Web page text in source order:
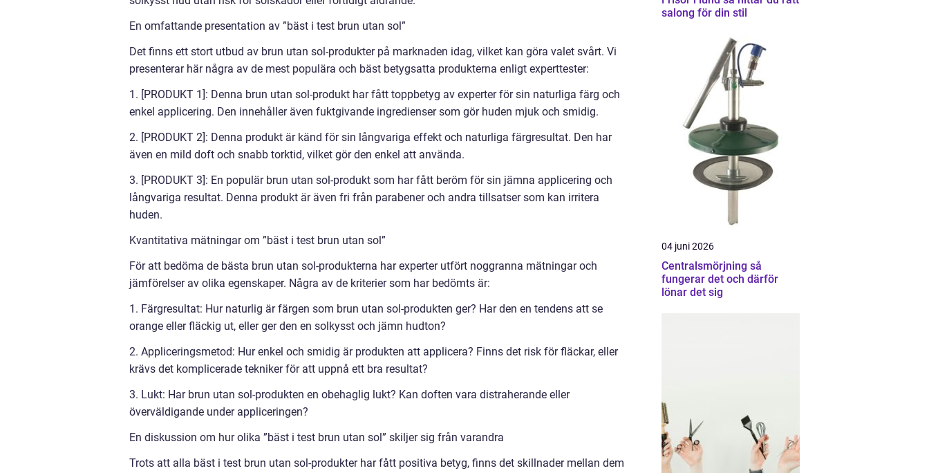
En omfattande presentation av ”bäst i test brun utan sol”
Det finns ett stort utbud av brun utan sol-produkter på marknaden idag, vilket kan göra valet svårt. Vi
presenterar här några av de mest populära och bäst betygsatta produkterna enligt experttester:
1. [PRODUKT 1]: Denna brun utan sol-produkt har fått toppbetyg av experter för sin naturliga färg och
enkel applicering. Den innehåller även fuktgivande ingredienser som gör huden mjuk och smidig.
2. [PRODUKT 2]: Denna produkt är känd för sin långvariga effekt och naturliga färgresultat. Den har
även en mild doft och snabb torktid, vilket gör den enkel att använda.
3. [PRODUKT 3]: En populär brun utan sol-produkt som har fått beröm för sin jämna applicering och
långvariga resultat. Denna produkt är även fri från parabener och andra tillsatser som kan irritera
huden.
Kvantitativa mätningar om ”bäst i test brun utan sol”
För att bedöma de bästa brun utan sol-produkterna har experter utfört noggranna mätningar och
jämförelser av olika egenskaper. Några av de kriterier som har bedömts är:
1. Färgresultat: Hur naturlig är färgen som brun utan sol-produkten ger? Har den en tendens att se
orange eller fläckig ut, eller ger den en solkysst och jämn hudton?
2. Appliceringsmetod: Hur enkel och smidig är produkten att applicera? Finns det risk för fläckar, eller
krävs det komplicerade tekniker för att uppnå ett bra resultat?
3. Lukt: Har brun utan sol-produkten en obehaglig lukt? Kan doften vara distraherande eller
överväldigande under appliceringen?
En diskussion om hur olika ”bäst i test brun utan sol” skiljer sig från varandra
Trots att alla bäst i test brun utan sol-produkter har fått positiva betyg, finns det skillnader mellan dem
salong för din stil
04 juni 2026
Centralsmörjning så
fungerar det och därför
lönar det sig